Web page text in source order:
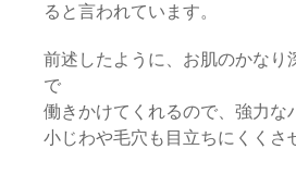
ると言われています。
前述したように、お肌のかなり
で
働きかけてくれるので、強力な
小じわや毛穴も目立ちにくくさ